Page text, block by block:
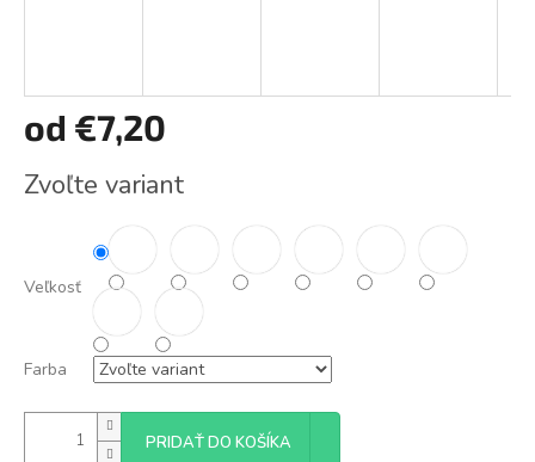
od €7,20
cena:
Zvoľte variant
Veľkosť
Farba
PRIDAŤ DO KOŠÍKA